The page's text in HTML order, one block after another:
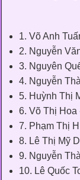
1. Võ Anh
2. Nguyễn
3. Nguyên
4. Nguyễn
5. Huỳnh Thị
6. Võ Thị Hoa
7. Phạm Thị
8. Lê Thị Mỹ
9. Nguyễn
10. Lê Quốc